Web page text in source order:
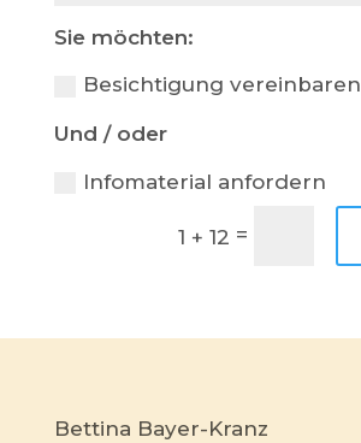
Sie möchten:
Besichtigung vereinbaren
Und / oder
Infomaterial anfordern
1 + 12 =
Bettina Bayer-Kranz